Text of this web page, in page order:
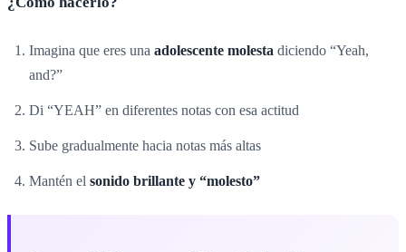
Imagina que eres una adolescente molesta diciendo “Yeah,
and?”
Di “YEAH” en diferentes notas con esa actitud
Sube gradualmente hacia notas más altas
Mantén el sonido brillante y “molesto”